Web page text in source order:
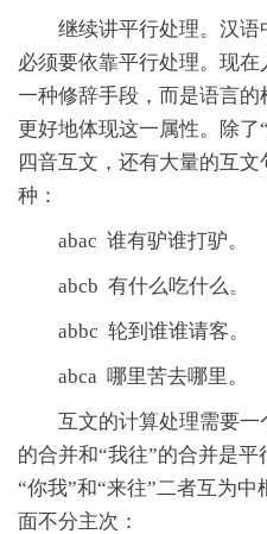
继续讲平行处理。汉语
必须要依靠平行处理。现
一种修辞手段，而是语言
更好地体现这一属性。除了
四音互文，还有大量的互
种：
abac 谁有驴谁打驴。
abcb 有什么吃什么。
abbc 轮到谁谁请客。
abca 哪里苦去哪里。
互文的计算处理需要一
的合并和“我往”的合并是平
“你我”和“来往”二者互为
面不分主次：